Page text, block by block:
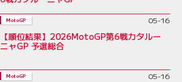
MotoGP 05-16
【順位結果】2026MotoGP第6戦カタルー
ニャGP 予選総合
MotoGP 05-16